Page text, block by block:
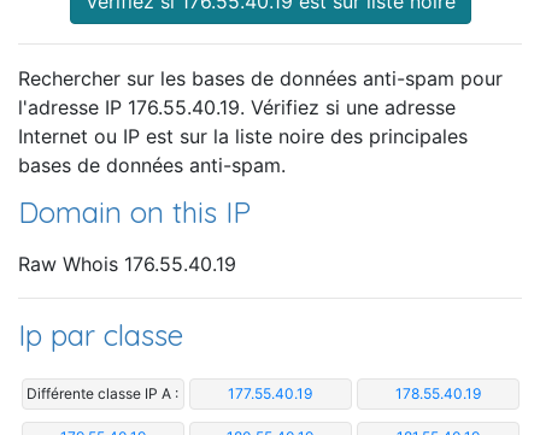
Rechercher sur les bases de données anti-spam pour
l'adresse IP 176.55.40.19. Vérifiez si une adresse
Internet ou IP est sur la liste noire des principales
bases de données anti-spam.
Domain on this IP
Raw Whois 176.55.40.19
Ip par classe
Différente classe IP A : 177.55.40.19 178.55.40.19